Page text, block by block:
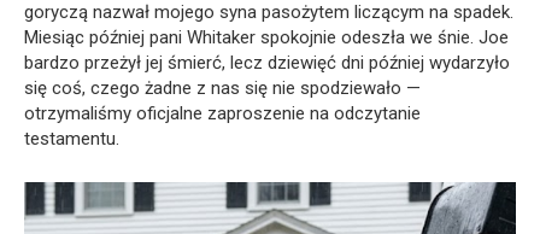
goryczą nazwał mojego syna pasożytem liczącym na spadek.
Miesiąc później pani Whitaker spokojnie odeszła we śnie. Joe
bardzo przeżył jej śmierć, lecz dziewięć dni później wydarzyło
się coś, czego żadne z nas się nie spodziewało —
otrzymaliśmy oficjalne zaproszenie na odczytanie
testamentu.